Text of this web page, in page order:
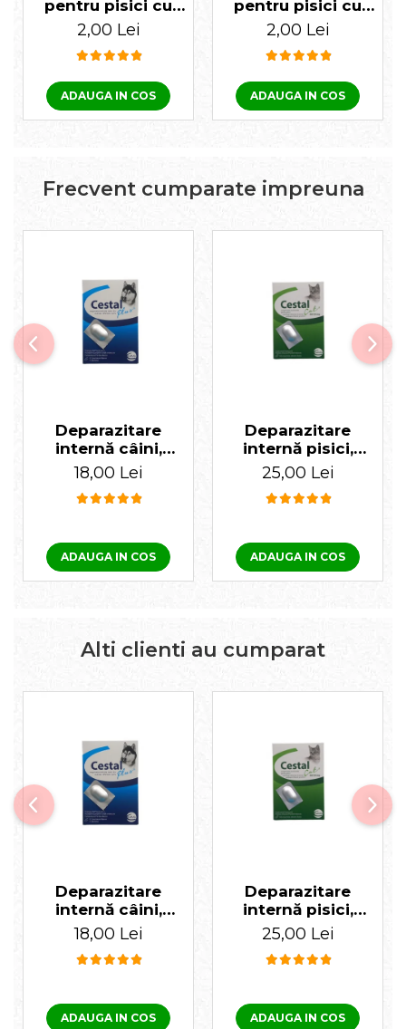
pentru pisici cu
ficat Biocat 100 gr
2,00 Lei
ADAUGA IN COS
pentru pisici cu
pește Biocat 100 gr
2,00 Lei
ADAUGA IN COS
Frecvent cumparate impreuna
Deparazitare
internă câini,
Cestal Plus 1
tabletă
18,00 Lei
ADAUGA IN COS
Deparazitare
internă pisici,
Cestal 1 tabletă
25,00 Lei
ADAUGA IN COS
Alti clienti au cumparat
Deparazitare
internă câini,
Cestal Plus 1
tabletă
18,00 Lei
ADAUGA IN COS
Deparazitare
internă pisici,
Cestal 1 tabletă
25,00 Lei
ADAUGA IN COS